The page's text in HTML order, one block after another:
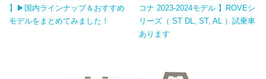
】▶国内ラインナップ＆おすすめ
モデルをまとめてみました！
コナ 2023-2024モデル 】ROVEシ
リーズ（ ST DL, ST, AL ）試乗車
あります